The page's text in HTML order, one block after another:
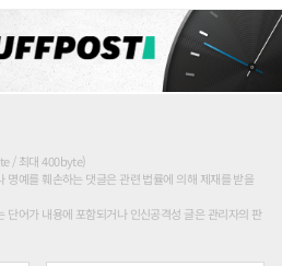
/ 최대 400byte)
명예를 훼손하는 댓글은 관련 법률에 의해 제재를 받을
단어가 내용에 포함되거나 인신공격성 글은 관리자의 판